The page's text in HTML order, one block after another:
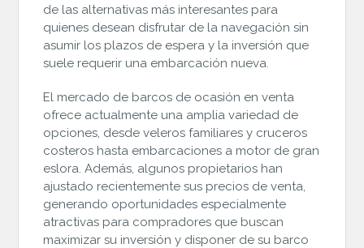
de las alternativas más interesantes para
quienes desean disfrutar de la navegación sin
asumir los plazos de espera y la inversión que
suele requerir una embarcación nueva.
El mercado de barcos de ocasión en venta
ofrece actualmente una amplia variedad de
opciones, desde veleros familiares y cruceros
costeros hasta embarcaciones a motor de gran
eslora. Además, algunos propietarios han
ajustado recientemente sus precios de venta,
generando oportunidades especialmente
atractivas para compradores que buscan
maximizar su inversión y disponer de su barco